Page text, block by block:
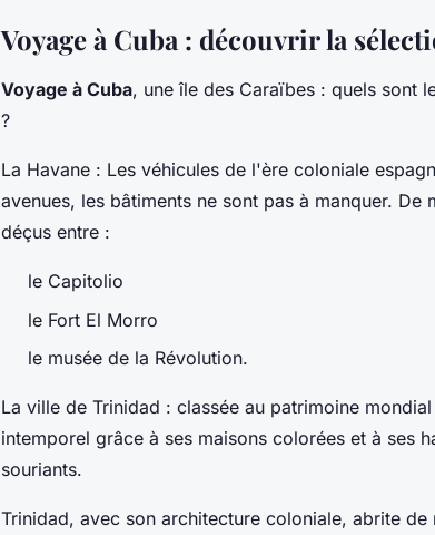
Voyage à Cuba : découvrir la
Voyage à Cuba, une île des Caraïbes : quels sont
?
La Havane : Les véhicules de l'ère coloniale
avenues, les bâtiments ne sont pas à manquer.
déçus entre :
le Capitolio
le Fort El Morro
le musée de la Révolution.
La ville de Trinidad : classée au patrimoine
intemporel grâce à ses maisons colorées et à ses
souriants.
Trinidad, avec son architecture coloniale, abrite